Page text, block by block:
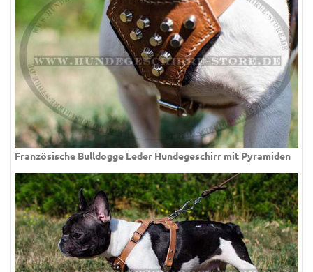
Französische Bulldogge Leder Hundegeschirr mit Pyramiden